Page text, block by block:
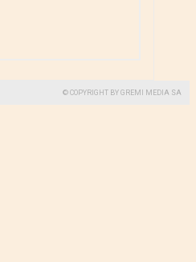
© COPYRIGHT BY GREMI MEDIA SA